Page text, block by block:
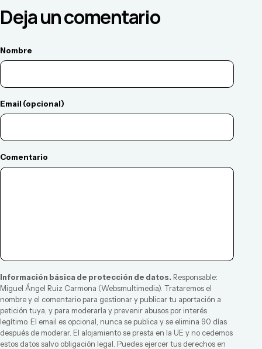
Deja un comentario
Nombre
Email (opcional)
Comentario
Información básica de protección de datos. Responsable:
Miguel Ángel Ruiz Carmona (Websmultimedia). Trataremos el
nombre y el comentario para gestionar y publicar tu aportación a
petición tuya, y para moderarla y prevenir abusos por interés
legítimo. El email es opcional, nunca se publica y se elimina 90 días
después de moderar. El alojamiento se presta en la UE y no cedemos
estos datos salvo obligación legal. Puedes ejercer tus derechos en